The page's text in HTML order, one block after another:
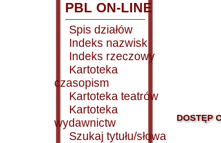
PBL ON-LINE
Spis działów
Indeks nazwisk
Indeks rzeczowy
Kartoteka
czasopism
Kartoteka teatrów
Kartoteka
wydawnictw
Szukaj tytułu/słowa
DOSTĘP